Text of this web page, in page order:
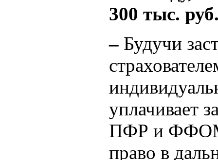
300 тыс.
– Будучи
уплачивает
ПФР и
право в